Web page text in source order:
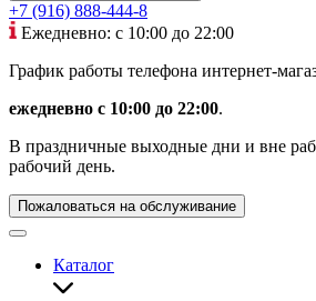
+7 (916) 888-444-8
Ежедневно: с 10:00 до 22:00
График работы телефона интернет-
ежедневно с 10:00 до 22:00.
В праздничные выходные дни и вне
рабочий день.
Пожаловаться на обслуживание
Каталог